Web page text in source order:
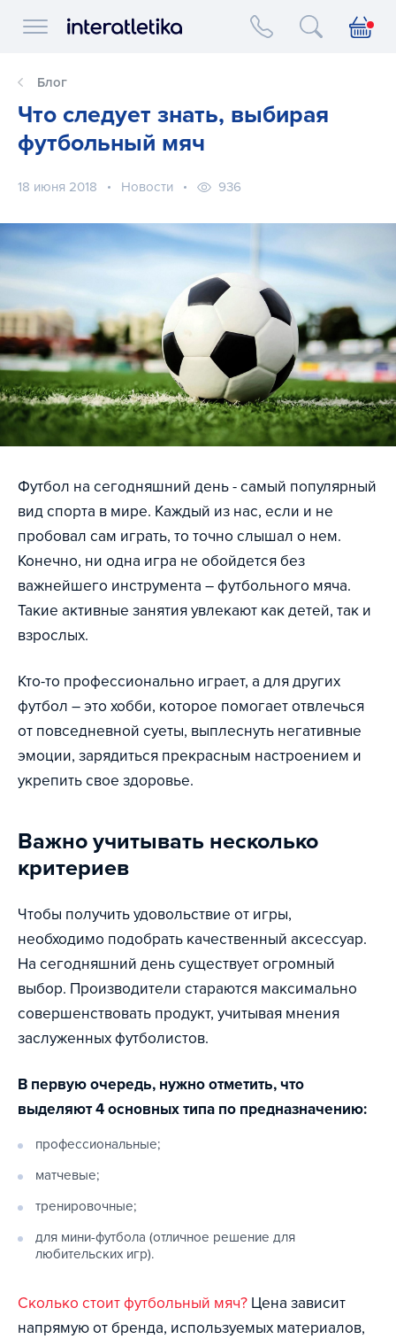
Interatletika logo
Блог
Что следует знать, выбирая
футбольный мяч
18 июня 2018 Новости 936
Футбол на сегодняшний день - самый популярный
вид спорта в мире. Каждый из нас, если и не
пробовал сам играть, то точно слышал о нем.
Конечно, ни одна игра не обойдется без
важнейшего инструмента – футбольного мяча.
Такие активные занятия увлекают как детей, так и
взрослых.
Кто-то профессионально играет, а для других
футбол – это хобби, которое помогает отвлечься
от повседневной суеты, выплеснуть негативные
эмоции, зарядиться прекрасным настроением и
укрепить свое здоровье.
Важно учитывать несколько
критериев
Чтобы получить удовольствие от игры,
необходимо подобрать качественный аксессуар.
На сегодняшний день существует огромный
выбор. Производители стараются максимально
совершенствовать продукт, учитывая мнения
заслуженных футболистов.
В первую очередь, нужно отметить, что
выделяют 4 основных типа по предназначению:
профессиональные;
матчевые;
тренировочные;
для мини-футбола (отличное решение для
любительских игр).
Сколько стоит футбольный мяч? Цена зависит
напрямую от бренда, используемых материалов,